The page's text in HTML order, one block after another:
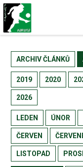
ARCHIV ČLÁNKŮ
2019 2020
2026
LEDEN ÚNOR
ČERVEN
LISTOPAD